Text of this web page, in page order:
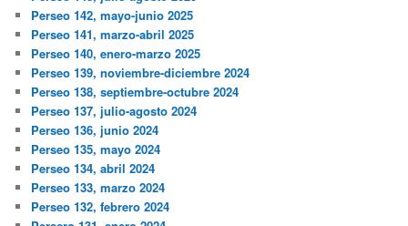
Perseo 142, mayo-junio 2025
Perseo 141, marzo-abril 2025
Perseo 140, enero-marzo 2025
Perseo 139, noviembre-diciembre 2024
Perseo 138, septiembre-octubre 2024
Perseo 137, julio-agosto 2024
Perseo 136, junio 2024
Perseo 135, mayo 2024
Perseo 134, abril 2024
Perseo 133, marzo 2024
Perseo 132, febrero 2024